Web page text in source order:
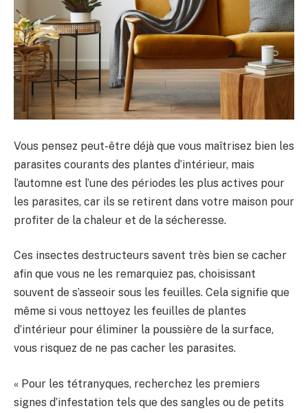
Vous pensez peut-être déjà que vous maîtrisez bien les
parasites courants des plantes d’intérieur, mais
l’automne est l’une des périodes les plus actives pour
les parasites, car ils se retirent dans votre maison pour
profiter de la chaleur et de la sécheresse.
Ces insectes destructeurs savent très bien se cacher
afin que vous ne les remarquiez pas, choisissant
souvent de s’asseoir sous les feuilles. Cela signifie que
même si vous nettoyez les feuilles de plantes
d’intérieur pour éliminer la poussière de la surface,
vous risquez de ne pas cacher les parasites.
« Pour les tétranyques, recherchez les premiers
signes d’infestation tels que des sangles ou de petits